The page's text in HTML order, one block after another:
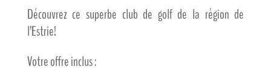
Découvrez ce superbe club de golf de la région de
l’Estrie!
Votre offre inclus :